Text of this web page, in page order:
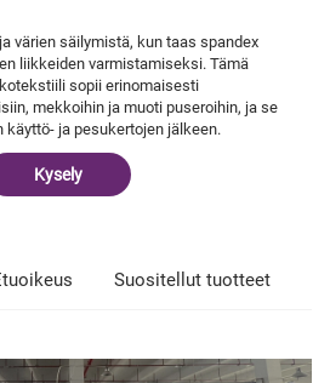
värien säilymistä, kun taas spandex
liikkeiden varmistamiseksi. Tämä
sopii erinomaisesti
mekkoihin ja muoti puseroihin, ja se
ja pesukertojen jälkeen.
Kysely
Suositellut tuotteet